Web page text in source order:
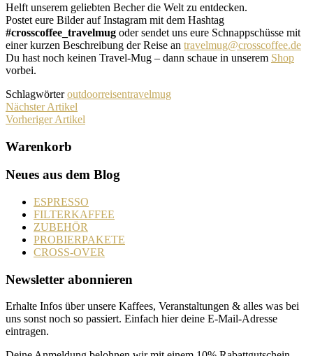
Helft unserem geliebten Becher die Welt zu entdecken.
Postet eure Bilder auf Instagram mit dem Hashtag
#crosscoffee_travelmug oder sendet uns eure Schnappschüsse mit
einer kurzen Beschreibung der Reise an travelmug@crosscoffee.de
Du hast noch keinen Travel-Mug – dann schaue in unserem Shop
vorbei.
Schlagwörter outdoorreisentravelmug
Nächster Artikel
Vorheriger Artikel
Warenkorb
Neues aus dem Blog
ESPRESSO
FILTERKAFFEE
ZUBEHÖR
PROBIERPAKETE
CROSS-OVER
Newsletter abonnieren
Erhalte Infos über unsere Kaffees, Veranstaltungen & alles was bei
uns sonst noch so passiert. Einfach hier deine E-Mail-Adresse
eintragen.